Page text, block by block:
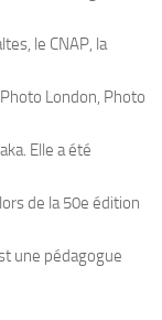
le CNAP, la
London, Photo
Elle a été
de la 50e édition
une pédagogue